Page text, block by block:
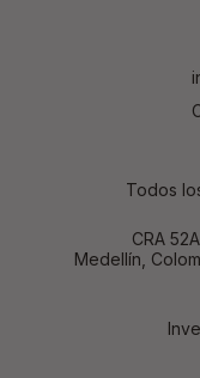
Todos
CRA
Medellín,